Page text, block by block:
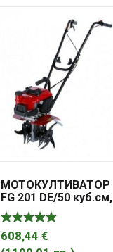
МОТОКУЛТИВАТОР
FG 201 DE/50 куб.см,
30 см, 1 предавка
напред
608,44 €